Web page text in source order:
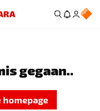
gegaan..
homepage